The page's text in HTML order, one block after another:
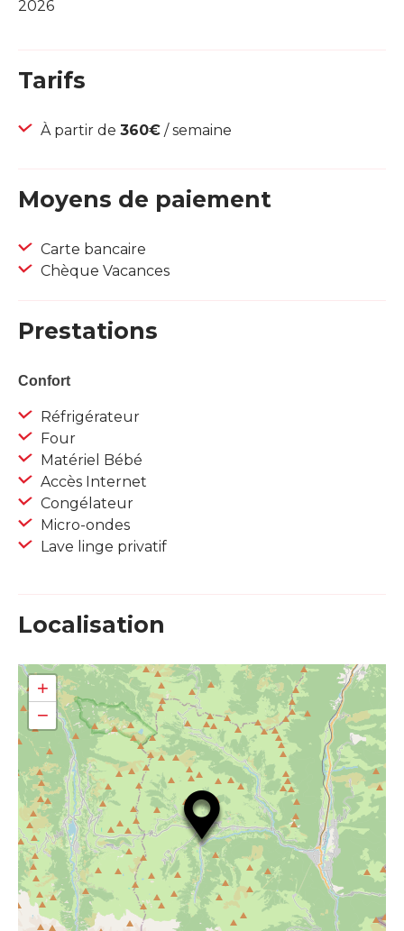
2026
Tarifs
À partir de 360€ / semaine
Moyens de paiement
Carte bancaire
Chèque Vacances
Prestations
Confort
Réfrigérateur
Four
Matériel Bébé
Accès Internet
Congélateur
Micro-ondes
Lave linge privatif
Localisation
+
−